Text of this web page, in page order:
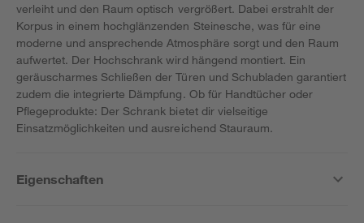
verleiht und den Raum optisch vergrößert. Dabei erstrahlt der
Korpus in einem hochglänzenden Steinesche, was für eine
moderne und ansprechende Atmosphäre sorgt und den Raum
aufwertet. Der Hochschrank wird hängend montiert. Ein
geräuscharmes Schließen der Türen und Schubladen garantiert
zudem die integrierte Dämpfung. Ob für Handtücher oder
Pflegeprodukte: Der Schrank bietet dir vielseitige
Einsatzmöglichkeiten und ausreichend Stauraum.
Eigenschaften